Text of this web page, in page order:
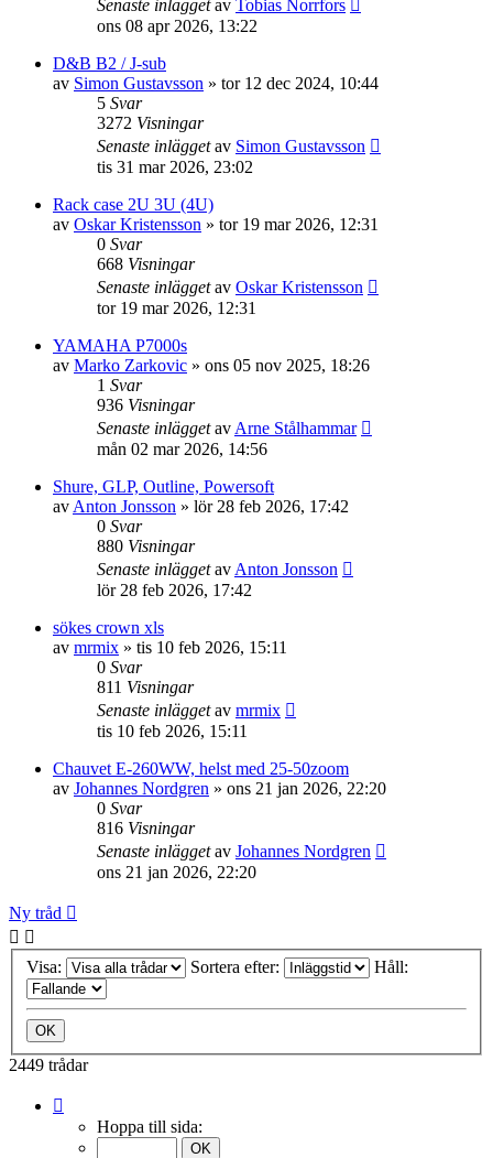
Senaste inläggetav Tobias Norrfors
ons 08 apr 2026, 13:22
D&B B2 / J-sub
av Simon Gustavsson » tor 12 dec 2024, 10:44
5 Svar
3272 Visningar
Senaste inläggetav Simon Gustavsson
tis 31 mar 2026, 23:02
Rack case 2U 3U (4U)
av Oskar Kristensson » tor 19 mar 2026, 12:31
0 Svar
668 Visningar
Senaste inläggetav Oskar Kristensson
tor 19 mar 2026, 12:31
YAMAHA P7000s
av Marko Zarkovic » ons 05 nov 2025, 18:26
1 Svar
936 Visningar
Senaste inläggetav Arne Stålhammar
mån 02 mar 2026, 14:56
Shure, GLP, Outline, Powersoft
av Anton Jonsson » lör 28 feb 2026, 17:42
0 Svar
880 Visningar
Senaste inläggetav Anton Jonsson
lör 28 feb 2026, 17:42
sökes crown xls
av mrmix » tis 10 feb 2026, 15:11
0 Svar
811 Visningar
Senaste inläggetav mrmix
tis 10 feb 2026, 15:11
Chauvet E-260WW, helst med 25-50zoom
av Johannes Nordgren » ons 21 jan 2026, 22:20
0 Svar
816 Visningar
Senaste inläggetav Johannes Nordgren
ons 21 jan 2026, 22:20
Ny tråd
Visa: Sortera efter: Håll:
2449 trådar
Hoppa till sida: